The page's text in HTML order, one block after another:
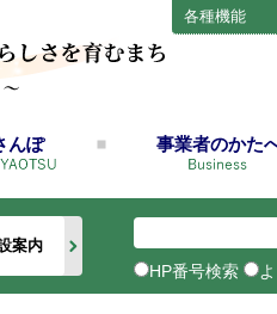
各種機能
んぽ 事業者のかた
案内
HP番号検索